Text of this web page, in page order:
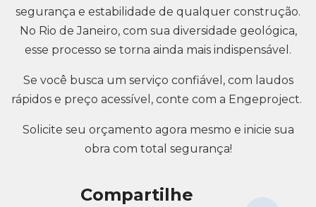
segurança e estabilidade de qualquer construção.
No Rio de Janeiro, com sua diversidade geológica,
esse processo se torna ainda mais indispensável.
Se você busca um serviço confiável, com laudos
rápidos e preço acessível, conte com a Engeproject.
Solicite seu orçamento agora mesmo e inicie sua
obra com total segurança!
Compartilhe